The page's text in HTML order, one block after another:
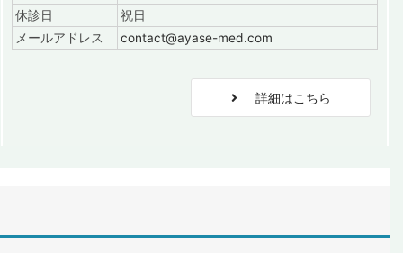
休診日
祝日
メールアドレス
contact@ayase-med.com
詳細はこちら